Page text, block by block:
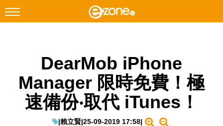
Facebook Instagram
科技焦點
網絡生活
DearMob iPhone
Manager 限時免費！極
速備份‧取代 iTunes！
|賴立賢|25-09-2019 17:58|